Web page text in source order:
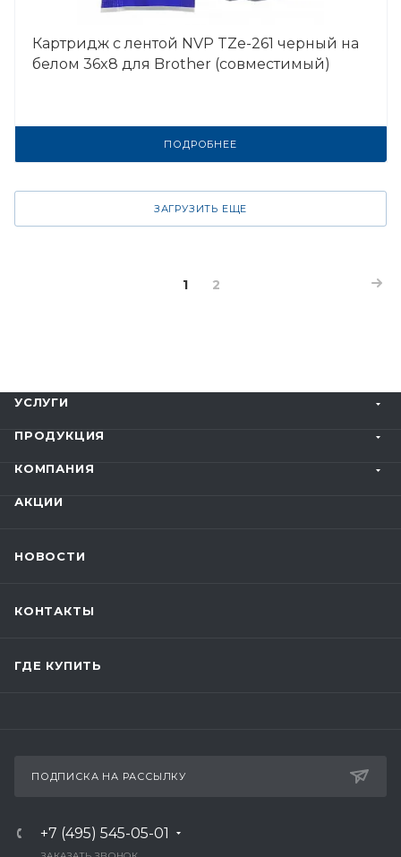
Картридж с лентой NVP TZe-261 черный на
белом 36x8 для Brother (совместимый)
ПОДРОБНЕЕ
ЗАГРУЗИТЬ ЕЩЕ
1 2
УСЛУГИ
ПРОДУКЦИЯ
КОМПАНИЯ
АКЦИИ
НОВОСТИ
КОНТАКТЫ
ГДЕ КУПИТЬ
ПОДПИСКА НА РАССЫЛКУ
+7 (495) 545-05-01